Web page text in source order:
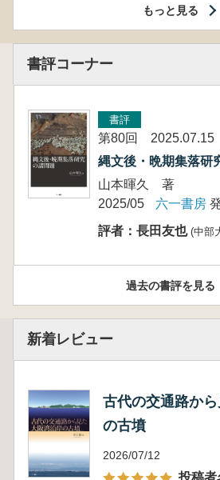
もっと見る
書評コーナー
書評
第80回 2025.07.15
縄文後・晩期集落研
山本暉久 著
2025/05
六一書房
評者：長田友也 (中部
過去の書評を見る
新着レビュー
古代の交通路か
の古墳
2026/07/12